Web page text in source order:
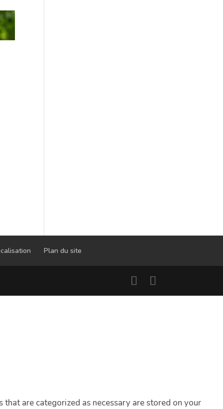
Plan du site
are categorized as necessary are stored on your